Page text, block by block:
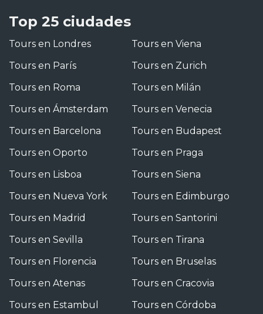
Top 25 ciudades
Tours en Londres
Tours en París
Tours en Roma
Tours en Ámsterdam
Tours en Barcelona
Tours en Oporto
Tours en Lisboa
Tours en Nueva York
Tours en Madrid
Tours en Sevilla
Tours en Florencia
Tours en Atenas
Tours en Estambul
Tours en Viena
Tours en Zurich
Tours en Milán
Tours en Venecia
Tours en Budapest
Tours en Praga
Tours en Siena
Tours en Edimburgo
Tours en Santorini
Tours en Tirana
Tours en Bruselas
Tours en Cracovia
Tours en Córdoba